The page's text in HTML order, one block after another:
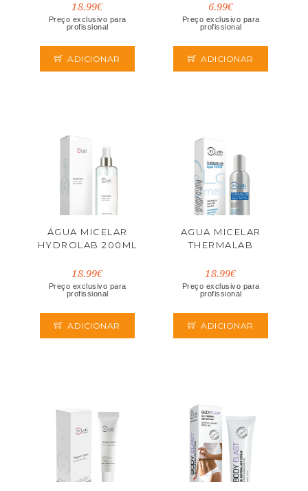
18.99€
Preço exclusivo para
profissional
ADICIONAR
6.99€
Preço exclusivo para
profissional
ADICIONAR
ÁGUA MICELAR
HYDROLAB 200ML
18.99€
Preço exclusivo para
profissional
ADICIONAR
AGUA MICELAR
THERMALAB
18.99€
Preço exclusivo para
profissional
ADICIONAR